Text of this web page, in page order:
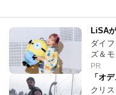
LiSA
ダイ
ズ＆
PR
「オ
クリ